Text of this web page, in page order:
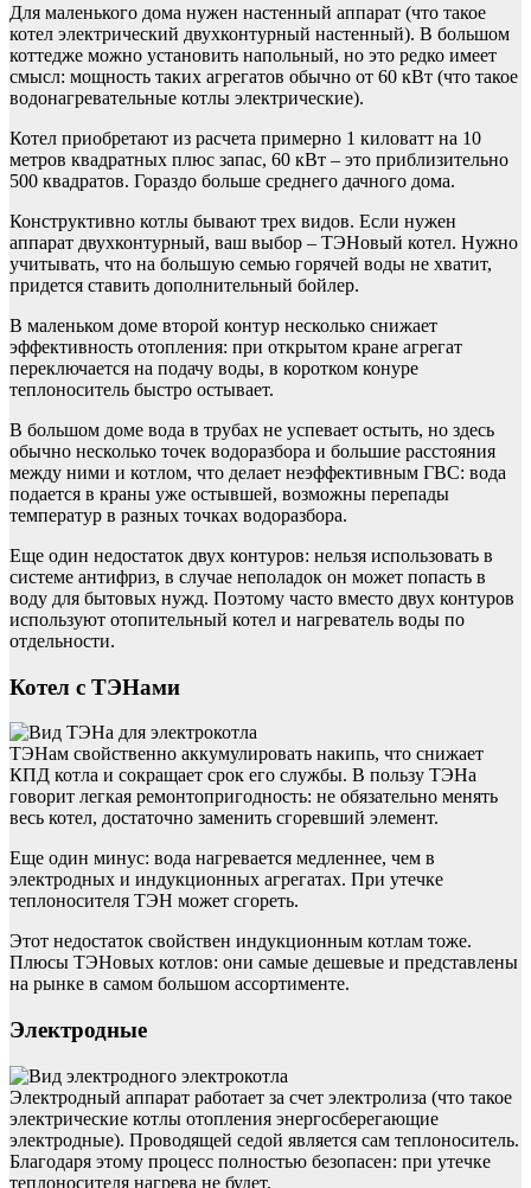
Для маленького дома нужен настенный аппарат (что такое
котел электрический двухконтурный настенный). В большом
коттедже можно установить напольный, но это редко имеет
смысл: мощность таких агрегатов обычно от 60 кВт (что такое
водонагревательные котлы электрические).
Котел приобретают из расчета примерно 1 киловатт на 10
метров квадратных плюс запас, 60 кВт – это приблизительно
500 квадратов. Гораздо больше среднего дачного дома.
Конструктивно котлы бывают трех видов. Если нужен
аппарат двухконтурный, ваш выбор – ТЭНовый котел. Нужно
учитывать, что на большую семью горячей воды не хватит,
придется ставить дополнительный бойлер.
В маленьком доме второй контур несколько снижает
эффективность отопления: при открытом кране агрегат
переключается на подачу воды, в коротком конуре
теплоноситель быстро остывает.
В большом доме вода в трубах не успевает остыть, но здесь
обычно несколько точек водоразбора и большие расстояния
между ними и котлом, что делает неэффективным ГВС: вода
подается в краны уже остывшей, возможны перепады
температур в разных точках водоразбора.
Еще один недостаток двух контуров: нельзя использовать в
системе антифриз, в случае неполадок он может попасть в
воду для бытовых нужд. Поэтому часто вместо двух контуров
используют отопительный котел и нагреватель воды по
отдельности.
Котел с ТЭНами
ТЭНам свойственно аккумулировать накипь, что снижает
КПД котла и сокращает срок его службы. В пользу ТЭНа
говорит легкая ремонтопригодность: не обязательно менять
весь котел, достаточно заменить сгоревший элемент.
Еще один минус: вода нагревается медленнее, чем в
электродных и индукционных агрегатах. При утечке
теплоносителя ТЭН может сгореть.
Этот недостаток свойствен индукционным котлам тоже.
Плюсы ТЭНовых котлов: они самые дешевые и представлены
на рынке в самом большом ассортименте.
Электродные
Электродный аппарат работает за счет электролиза (что такое
электрические котлы отопления энергосберегающие
электродные). Проводящей седой является сам теплоноситель.
Благодаря этому процесс полностью безопасен: при утечке
теплоносителя нагрева не будет.